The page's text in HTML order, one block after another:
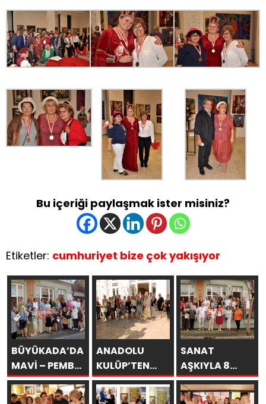
Bu içeriği paylaşmak ister misiniz?
Etiketler: cumhuriyet bize çok yakışıyor
BÜYÜKADA’DA
MAVİ – PEMBE
DÜŞLER
ANADOLU
KULÜP’TEN
ESİNTİLER
SANAT
AŞKIYLA 8
AÇILDI